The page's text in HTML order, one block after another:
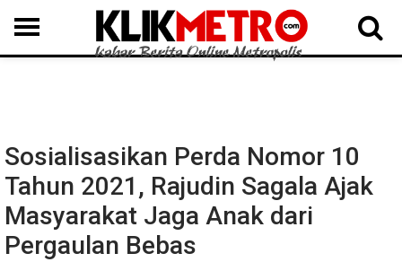
MEDAN LANGKAT DAIRI SAMOSIR TAPUT BATUBARA DELISERDANG
Sosialisasikan Perda Nomor 10
Tahun 2021, Rajudin Sagala Ajak
Masyarakat Jaga Anak dari
Pergaulan Bebas